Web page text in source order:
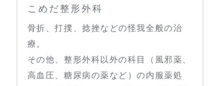
こめだ整形外科
骨折、打撲、捻挫などの怪我全般の治
療。
その他、整形外科以外の科目（風邪薬、
高血圧、糖尿病の薬など）の内服薬処